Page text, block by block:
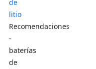
Recomendaciones
-
baterías
de